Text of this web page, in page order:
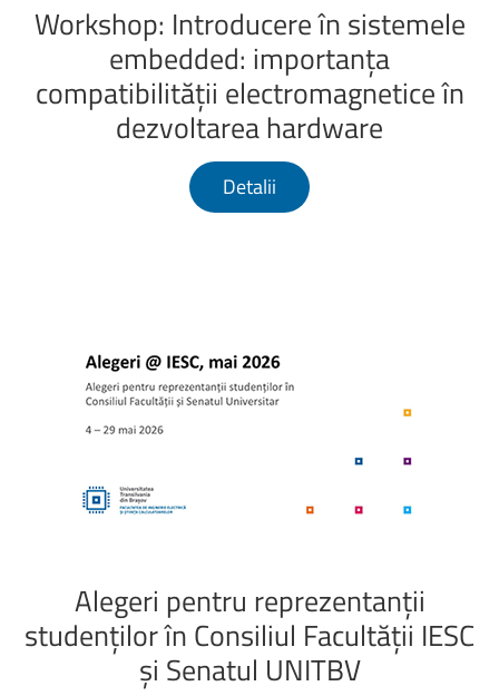
Workshop: Introducereîn sistemele
embedded: importanța
compatibilității electromagneticeîn
dezvoltareahardware
Detalii
Alegeri pentru reprezentanții
studențilorîn Consiliul Facultății IESC
și Senatul UNITBV